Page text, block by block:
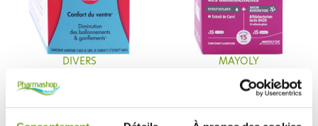
DIVERS MAYOLY
GELULES
8,67 €